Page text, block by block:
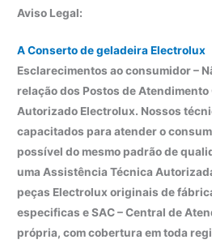
Aviso Legal:
A Conserto de geladeira Electrolux
Esclarecimentos ao consumidor –
relação dos Postos de
Autorizado Electrolux. Nossos
capacitados para atender o
possível do mesmo padrão de
uma Assistência Técnica
peças Electrolux originais de
especificas e SAC – Central de
própria, com cobertura em toda